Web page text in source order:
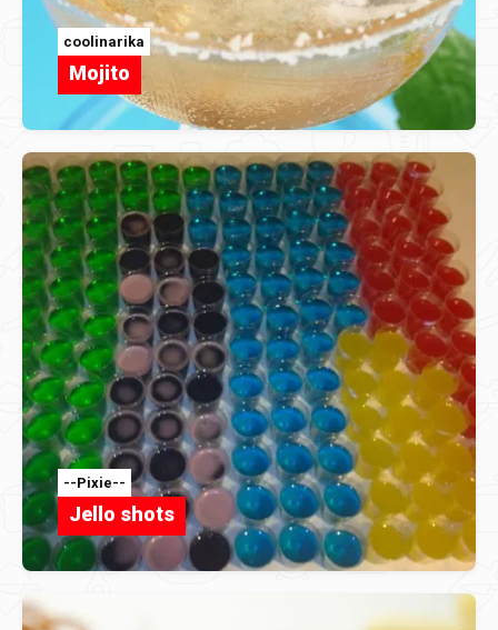
coolinarika
Mojito
--Pixie--
Jello shots